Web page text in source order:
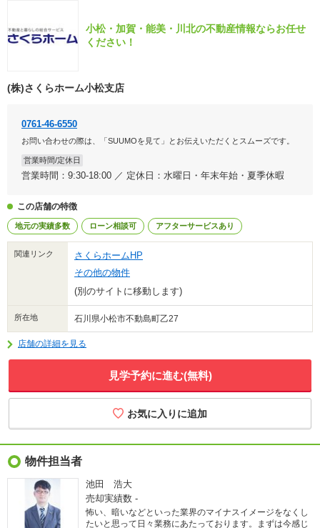
小松・加賀・能美・川北の不動産情報ならお任せ
ください！
(株)さくらホーム小松支店
0761-46-6550
お問い合わせの際は、「SUUMOを見て」とお伝えいただくとスムーズです。
営業時間/定休日
営業時間：9:30-18:00 ／ 定休日：水曜日・年末年始・夏季休暇
この店舗の特徴
地元の実績多数 ローン相談可 アフターサービスあり
関連リンク
さくらホームHP
その他の物件
(別のサイトに移動します)
所在地 石川県小松市不動島町乙27
店舗の詳細を見る
見学予約に進む(無料)
物件担当者
池田 浩大
売却実績数 -
怖い、暗いなどといった業界のマイナスイメージをなくし
たいと思って日々業務にあたっております。まずは今感じ